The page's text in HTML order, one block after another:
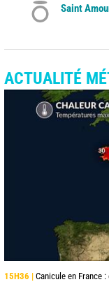
Saint
ACTUALITÉ
15H36 | Canicule en France